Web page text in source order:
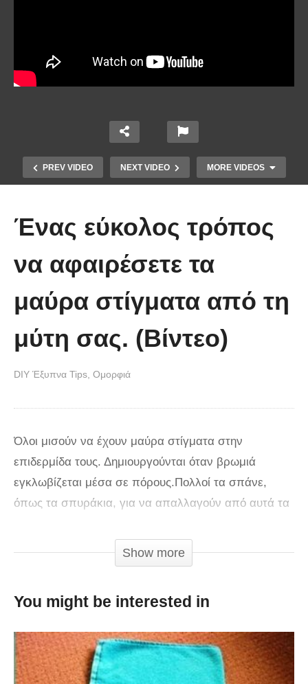
PREV VIDEO NEXT VIDEO MORE VIDEOS
λουλούδια στο βάζο.
Ένας εύκολος τρόπος
να αφαιρέσετε τα
μαύρα στίγματα από τη
μύτη σας. (Βίντεο)
DIY Έξυπνα Tips Ομορφιά
Όλοι μισούν να έχουν μαύρα στίγματα στην
επιδερμίδα τους. Δημιουργούνται όταν βρωμιά
εγκλωβίζεται μέσα σε πόρους.Πολλοί τα σπάνε,
όπως τα σπυράκια, για να απαλλαγούν από αυτά τα
συνήθως στα πιο λιπαρά μέρη του προσώπου μας:
στην Τ ζώνη της μύτη και του μετώπου. Πιέζοντας τα
συνέπεια τους καθιστά πιο επιρρεπείς να
Έτσι, η καλύτερη λύση είναι να αποτρέψουμε το
Show more
You might be interested in